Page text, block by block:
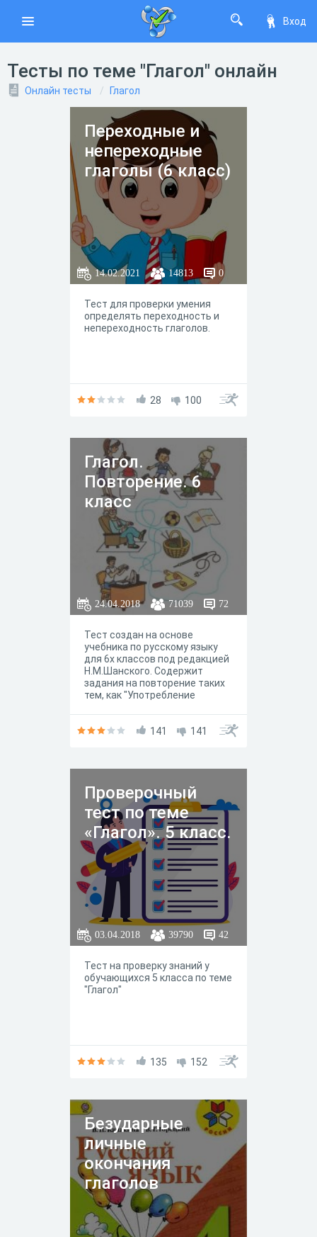
Вход
Тесты по теме "Глагол" онлайн
Онлайн тесты Глагол
Переходные и
непереходные
глаголы (6 класс)
14.02.2021 14813 0
Тест для проверки умения
определять переходность и
непереходность глаголов.
28 100
Глагол.
Повторение. 6
класс
24.04.2018 71039 72
Тест создан на основе
учебника по русскому языку
для 6х классов под редакцией
Н.М.Шанского. Содержит
задания на повторение таких
тем, как "Употребление
глаголы", "Разноспрягаемые
141 141
Проверочный
тест по теме
«Глагол». 5 класс.
03.04.2018 39790 42
Тест на проверку знаний у
обучающихся 5 класса по теме
"Глагол"
135 152
Безударные
личные
окончания
глаголов